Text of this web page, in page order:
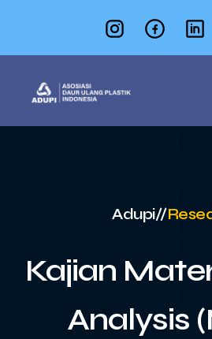
Adupi//
Kajian
Analysis